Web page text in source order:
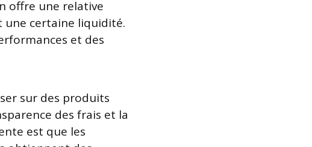
offre une relative
certaine liquidité.
et des
sur des produits
des frais et la
est que les